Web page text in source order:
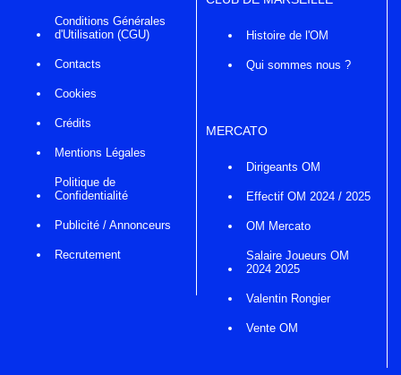
Conditions Générales
d'Utilisation (CGU)
Contacts
Cookies
Crédits
Mentions Légales
Politique de
Confidentialité
Publicité / Annonceurs
Recrutement
Histoire de l'OM
Qui sommes nous ?
MERCATO
Dirigeants OM
Effectif OM 2024 / 2025
OM Mercato
Salaire Joueurs OM
2024 2025
Valentin Rongier
Vente OM